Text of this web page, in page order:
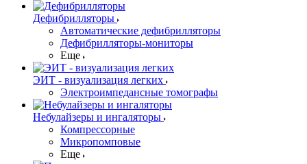
Дефибрилляторы
Автоматические дефибрилляторы
Дефибрилляторы-мониторы
Еще
ЭИТ - визуализация легких
Электроимпедансные томографы
Небулайзеры и ингаляторы
Компрессорные
Микропомповые
Еще